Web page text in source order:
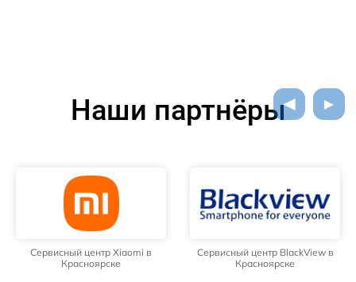
Наши партнёры
Сервисный центр Xiaomi в
Красноярске
Сервисный центр BlackView в
Красноярске